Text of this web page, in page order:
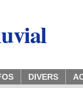
DIVERS